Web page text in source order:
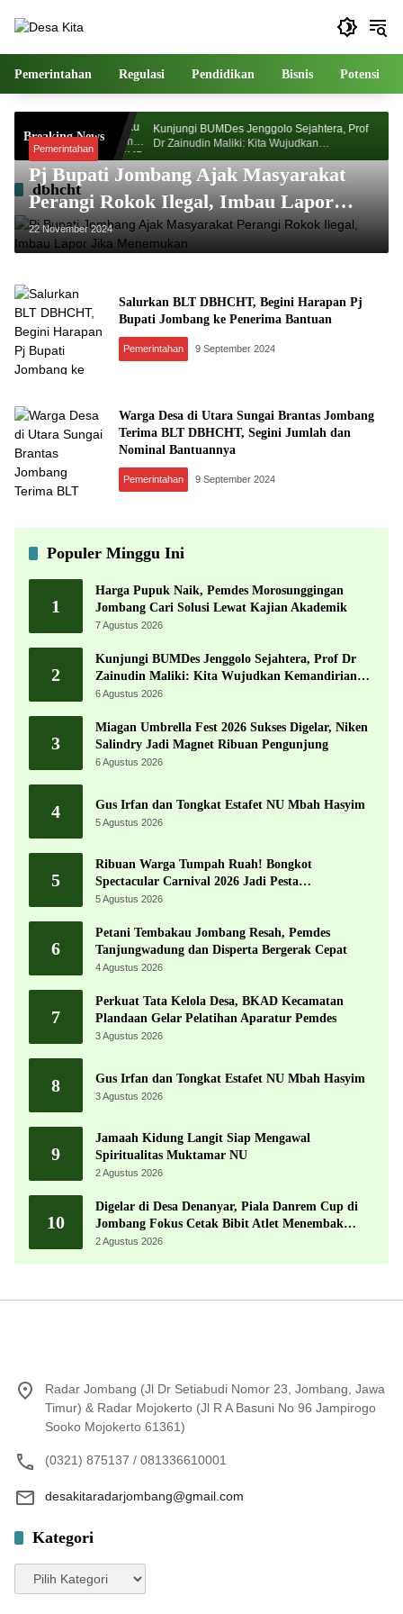
Pemerintahan Regulasi Pendidikan Bisnis Potensi
Breaking News
Akademik
Kunjungi BUMDes Jenggolo Sejahtera, Prof
Dr Zainudin Maliki: Kita Wujudkan
Kemandirian Ekonomi dengan Potensi Desa
dbhcht
Pemerintahan
Pj Bupati Jombang Ajak Masyarakat
Perangi Rokok Ilegal, Imbau Lapor
Jika Menemukan
22 November 2024
Salurkan BLT DBHCHT, Begini Harapan Pj
Bupati Jombang ke Penerima Bantuan
Pemerintahan 9 September 2024
Warga Desa di Utara Sungai Brantas Jombang
Terima BLT DBHCHT, Segini Jumlah dan
Nominal Bantuannya
Pemerintahan 9 September 2024
Populer Minggu Ini
1
Harga Pupuk Naik, Pemdes Morosunggingan
Jombang Cari Solusi Lewat Kajian Akademik
7 Agustus 2026
2
Kunjungi BUMDes Jenggolo Sejahtera, Prof Dr
Zainudin Maliki: Kita Wujudkan Kemandirian
Ekonomi dengan Potensi Desa
6 Agustus 2026
3
Miagan Umbrella Fest 2026 Sukses Digelar, Niken
Salindry Jadi Magnet Ribuan Pengunjung
6 Agustus 2026
4 Gus Irfan dan Tongkat Estafet NU Mbah Hasyim
5 Agustus 2026
5
Ribuan Warga Tumpah Ruah! Bongkot
Spectacular Carnival 2026 Jadi Pesta
Kemerdekaan Terbesar di Peterongan
5 Agustus 2026
6
Petani Tembakau Jombang Resah, Pemdes
Tanjungwadung dan Disperta Bergerak Cepat
4 Agustus 2026
7
Perkuat Tata Kelola Desa, BKAD Kecamatan
Plandaan Gelar Pelatihan Aparatur Pemdes
3 Agustus 2026
8 Gus Irfan dan Tongkat Estafet NU Mbah Hasyim
3 Agustus 2026
9
Jamaah Kidung Langit Siap Mengawal
Spiritualitas Muktamar NU
2 Agustus 2026
10
Digelar di Desa Denanyar, Piala Danrem Cup di
Jombang Fokus Cetak Bibit Atlet Menembak
Berprestasi
2 Agustus 2026
Radar Jombang (Jl Dr Setiabudi Nomor 23, Jombang, Jawa
Timur) & Radar Mojokerto (Jl R A Basuni No 96 Jampirogo
Sooko Mojokerto 61361)
(0321) 875137 / 081336610001
desakitaradarjombang@gmail.com
Kategori
Kategori